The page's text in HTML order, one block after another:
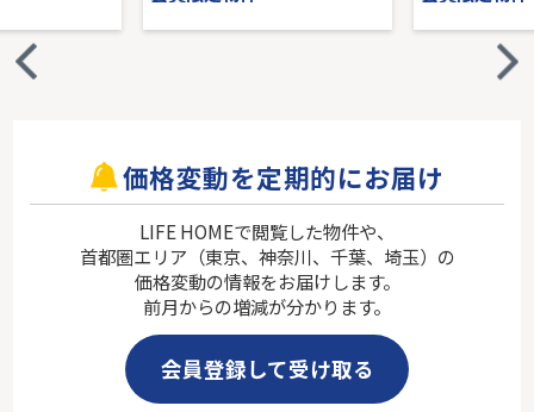
価格変動を定期的にお届け
LIFE HOMEで閲覧した物件や、
首都圏エリア（東京、神奈川、千葉、埼玉）の
価格変動の情報をお届けします。
前月からの増減が分かります。
会員登録して受け取る